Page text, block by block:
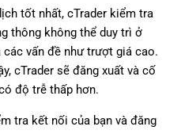
Italiano
Polski
Русский
Türkçe
tốt nhất, cTrader kiểm tra
thông không thể duy trì ở
vấn đề như trượt giá cao.
cTrader sẽ đăng xuất và cố
độ trễ thấp hơn.
tra kết nối của bạn và đăng